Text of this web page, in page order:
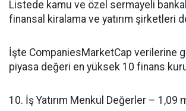
Listede kamu ve özel sermayeli
finansal kiralama ve yatırım şirketleri
İşte CompaniesMarketCap verilerine
piyasa değeri en yüksek 10 finans
10. İş Yatırım Menkul Değerler – 1,09